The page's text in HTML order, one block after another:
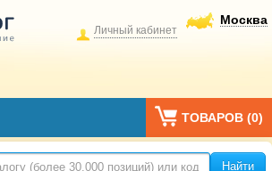
Москва
Личный кабинет
ТОВАРОВ (0)
Найти